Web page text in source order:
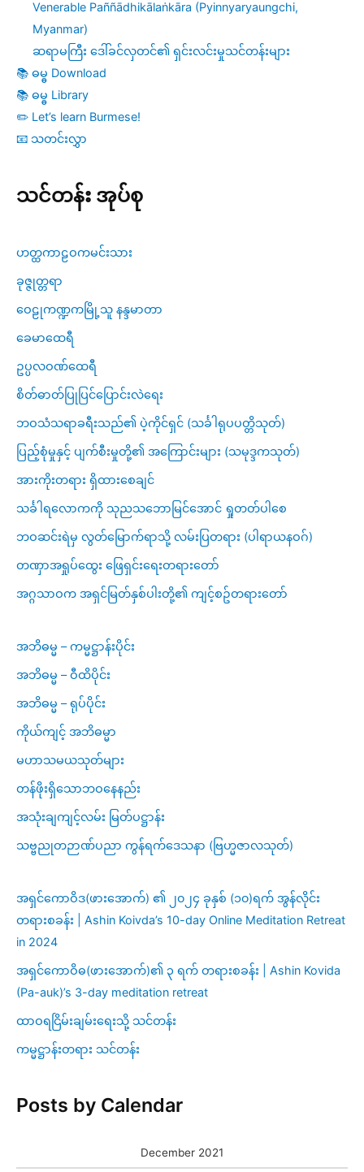
Venerable Paññādhikālaṅkāra (Pyinnyaryaungchi,
Myanmar)
ဆရာမကြီး ဒေါ်ခင်လှတင်၏ ရှင်းလင်းမှုသင်တန်းများ
📚 ဓမ္ဓ Download
📚 ဓမ္ဓ Library
✏️ Let’s learn Burmese!
📧 သတင်းလွှာ
သင်တန်း အုပ်စု
ဟတ္ထကာဠဝကမင်းသား
ခုဇ္ဇုတ္တရာ
ဝေဠုကဏ္ဍကမြို့သူ နန္ဒမာတာ
ခေမာထေရီ
ဥပ္ပလဝဏ်ထေရီ
စိတ်ဓာတ်ပြုပြင်ပြောင်းလဲရေး
ဘဝသံသရာခရီးသည်၏ ပဲ့ကိုင်ရှင် (သင်္ခါရုပပတ္တိသုတ်)
ပြည့်စုံမှုနှင့် ပျက်စီးမှုတို့၏ အကြောင်းများ (သမုဒ္ဒကသုတ်)
အားကိုးတရား ရှိထားစေချင်
သင်္ခါရလောကကို သုညသဘောမြင်အောင် ရှုတတ်ပါစေ
ဘဝဆင်းရဲမှ လွတ်မြောက်ရာသို့ လမ်းပြတရား (ပါရာယနဝဂ်)
တဏှာအရှုပ်ထွေး ဖြေရှင်းရေးတရားတော်
အဂ္ဂသာဝက အရှင်မြတ်နှစ်ပါးတို့၏ ကျင့်စဥ်တရားတော်
အဘိဓမ္မ – ကမ္မဋ္ဌာန်းပိုင်း
အဘိဓမ္မ – ဝီထိပိုင်း
အဘိဓမ္မ – ရုပ်ပိုင်း
ကိုယ်ကျင့် အဘိဓမ္မာ
မဟာသမယသုတ်များ
တန်ဖိုးရှိသောဘဝနေနည်း
အသုံးချကျင့်လမ်း မြတ်ပဋ္ဌာန်း
သဗ္ဗညုတဉာဏ်ပညာ ကွန်ရက်ဒေသနာ (ဗြဟ္မဇာလသုတ်)
အရှင်ကောဝိဒ(ဖားအောက်) ၏ ၂၀၂၄ ခုနှစ် (၁၀)ရက် အွန်လိုင်း
တရားစခန်း | Ashin Koivda’s 10-day Online Meditation Retreat
in 2024
အရှင်ကောဝိဓ(ဖားအောက်)၏ ၃ ရက် တရားစခန်း | Ashin Kovida
(Pa-auk)’s 3-day meditation retreat
ထာဝရငြိမ်းချမ်းရေးသို့ သင်တန်း
ကမ္မဋ္ဌာန်းတရား သင်တန်း
Posts by Calendar
December 2021